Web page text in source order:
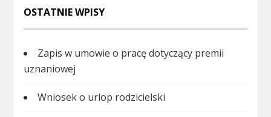
OSTATNIE WPISY
Zapis w umowie o pracę dotyczący premii
uznaniowej
Wniosek o urlop rodzicielski